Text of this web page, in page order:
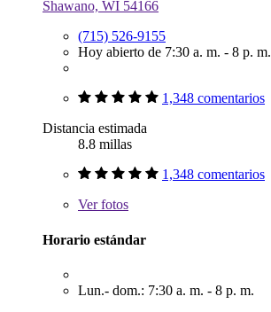
Shawano, WI 54166
(715) 526-9155
Hoy abierto de 7:30 a. m. - 8 p. m.
1,348 comentarios
Distancia estimada
8.8 millas
1,348 comentarios
Verfotos
Horario estándar
Lun.- dom.: 7:30 a. m. - 8 p. m.